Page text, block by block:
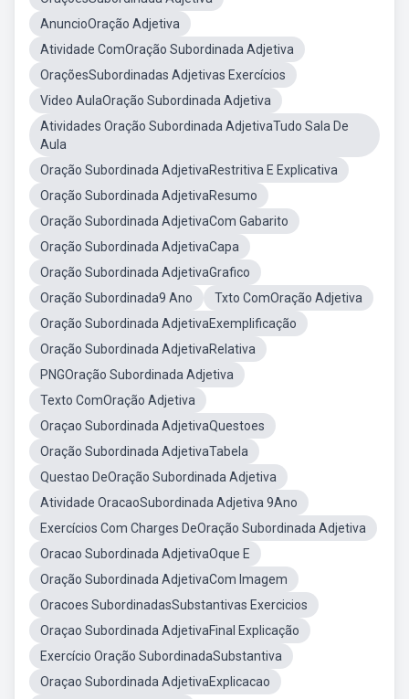
AnuncioOração Adjetiva
Atividade ComOração Subordinada Adjetiva
OraçõesSubordinadas Adjetivas Exercícios
Video AulaOração Subordinada Adjetiva
Atividades Oração Subordinada AdjetivaTudo Sala De
Aula
Oração Subordinada AdjetivaRestritiva E Explicativa
Oração Subordinada AdjetivaResumo
Oração Subordinada AdjetivaCom Gabarito
Oração Subordinada AdjetivaCapa
Oração Subordinada AdjetivaGrafico
Oração Subordinada9 Ano
Txto ComOração Adjetiva
Oração Subordinada AdjetivaExemplificação
Oração Subordinada AdjetivaRelativa
PNGOração Subordinada Adjetiva
Texto ComOração Adjetiva
Oraçao Subordinada AdjetivaQuestoes
Oração Subordinada AdjetivaTabela
Questao DeOração Subordinada Adjetiva
Atividade OracaoSubordinada Adjetiva 9Ano
Exercícios Com Charges DeOração Subordinada Adjetiva
Oracao Subordinada AdjetivaOque E
Oração Subordinada AdjetivaCom Imagem
Oracoes SubordinadasSubstantivas Exercicios
Oraçao Subordinada AdjetivaFinal Explicação
Exercício Oração SubordinadaSubstantiva
Oraçao Subordinada AdjetivaExplicacao